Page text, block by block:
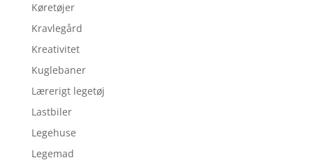
Køretøjer
Kravlegård
Kreativitet
Kuglebaner
Lærerigt legetøj
Lastbiler
Legehuse
Legemad